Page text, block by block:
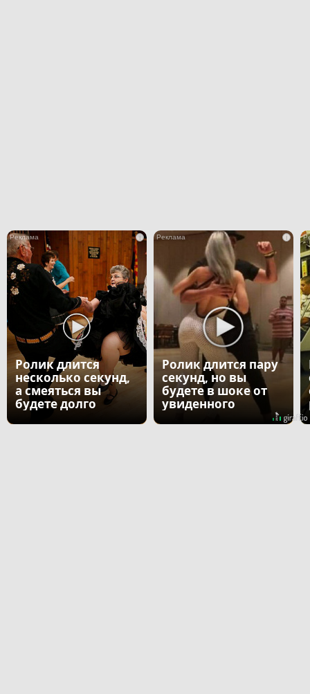
i
Ролик длится
несколько секунд,
а смеяться вы
будете долго
i
Ролик длится пару
секунд, но вы
будете в шоке от
увиденного